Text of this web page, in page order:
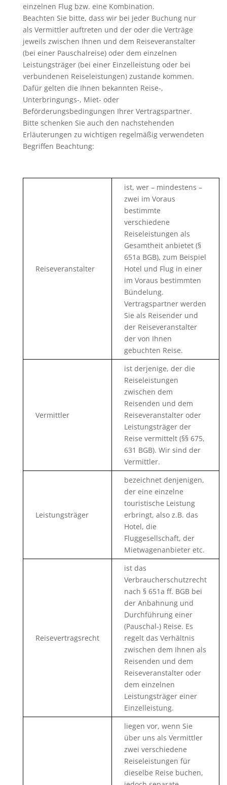
einzelnen Flug bzw. eine Kombination.
Beachten Sie bitte, dass wir bei jeder Buchung nur
als Vermittler auftreten und der oder die Verträge
jeweils zwischen Ihnen und dem Reiseveranstalter
(bei einer Pauschalreise) oder dem einzelnen
Leistungsträger (bei einer Einzelleistung oder bei
verbundenen Reiseleistungen) zustande kommen.
Dafür gelten die Ihnen bekannten Reise-,
Unterbringungs-, Miet- oder
Beförderungsbedingungen Ihrer Vertragspartner.
Bitte schenken Sie auch den nachstehenden
Erläuterungen zu wichtigen regelmäßig verwendeten
Begriffen Beachtung:
Reiseveranstalter
ist, wer – mindestens –
zwei im Voraus
bestimmte
verschiedene
Reiseleistungen als
Gesamtheit anbietet (§
651a BGB), zum Beispiel
Hotel und Flug in einer
im Voraus bestimmten
Bündelung.
Vertragspartner werden
Sie als Reisender und
der Reiseveranstalter
der von Ihnen
gebuchten Reise.
Vermittler
ist derjenige, der die
Reiseleistungen
zwischen dem
Reisenden und dem
Reiseveranstalter oder
Leistungsträger der
Reise vermittelt (§§ 675,
631 BGB). Wir sind der
Vermittler.
Leistungsträger
bezeichnet denjenigen,
der eine einzelne
touristische Leistung
erbringt, also z.B. das
Hotel, die
Fluggesellschaft, der
Mietwagenanbieter etc.
Reisevertragsrecht
ist das
Verbraucherschutzrecht
nach § 651a ff. BGB bei
der Anbahnung und
Durchführung einer
(Pauschal-) Reise. Es
regelt das Verhältnis
zwischen dem Ihnen als
Reisenden und dem
Reiseveranstalter oder
dem einzelnen
Leistungsträger einer
Einzelleistung.
liegen vor, wenn Sie
über uns als Vermittler
zwei verschiedene
Reiseleistungen für
dieselbe Reise buchen,